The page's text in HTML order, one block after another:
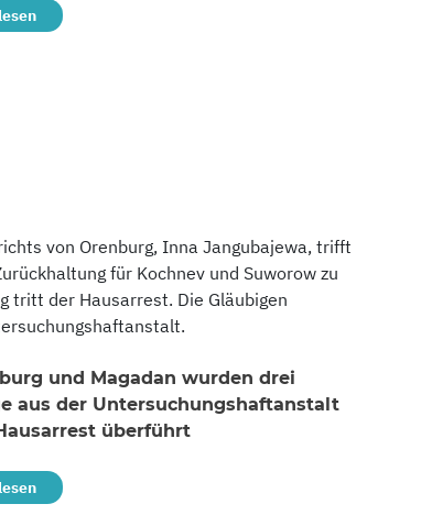
von Orenburg, Inna Jangubajewa, trifft
für Kochnev und Suworow zu
tritt der Hausarrest. Die Gläubigen
und Magadan wurden drei
aus der Untersuchungshaftanstalt
überführt